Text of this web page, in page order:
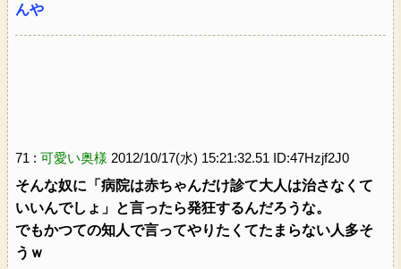
んや
71 : 可愛い奥様 2012/10/17(水) 15:21:32.51 ID:47Hzjf2J0
そんな奴に「病院は赤ちゃんだけ診て大人は治さなくて
いいんでしょ」と言ったら発狂するんだろうな。
でもかつての知人で言ってやりたくてたまらない人多そ
うｗ